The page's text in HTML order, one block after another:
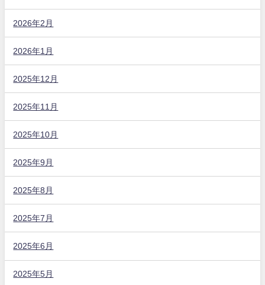
2026年2月
2026年1月
2025年12月
2025年11月
2025年10月
2025年9月
2025年8月
2025年7月
2025年6月
2025年5月